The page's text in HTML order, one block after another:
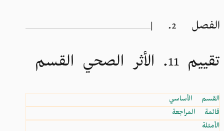
الفصل 2. |
تقييم 11. الأثر الصحي القسم
القسم الأساسي
قائمة المراجعة
الأمثلة